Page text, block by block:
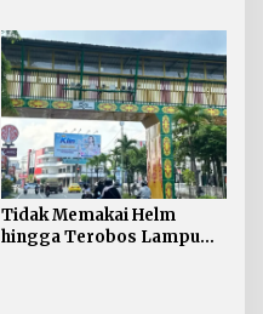
Pekerja Asal Jawa Barat
Tidak Memakai Helm
hingga Terobos Lampu